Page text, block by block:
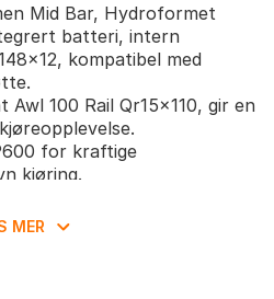
Mid Bar, Hydroformet
batteri, intern
kompatibel med
Awl 100 Rail Qr15x110, gir en
for kraftige
kjøring.
M8130 Link Glide SGS
MER